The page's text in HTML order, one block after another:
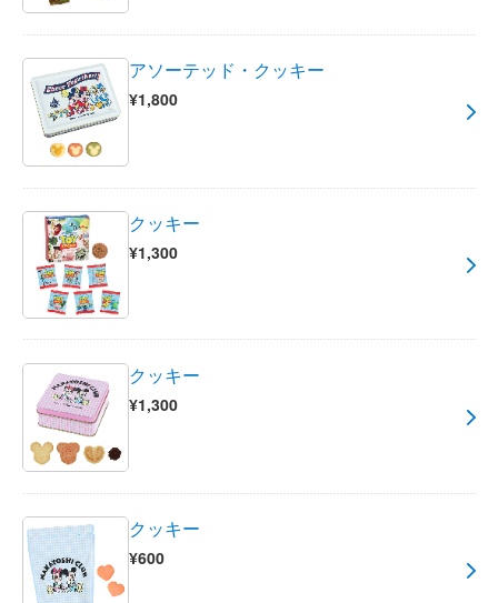
アソーテッド・クッキー
¥1,800
クッキー
¥1,300
クッキー
¥1,300
クッキー
¥600